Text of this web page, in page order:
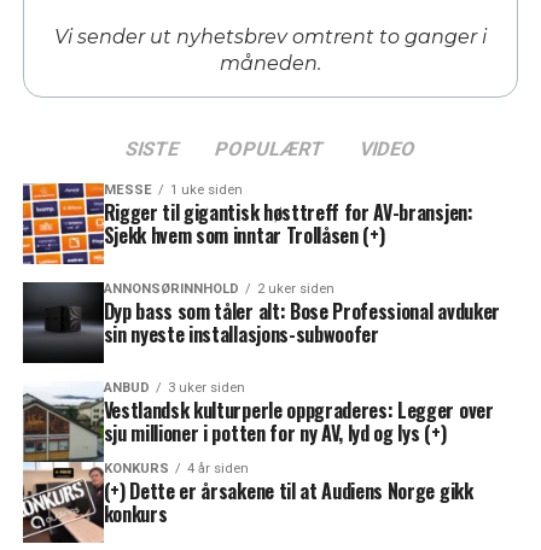
Vi sender ut nyhetsbrev omtrent to ganger i
måneden.
SISTE POPULÆRT VIDEO
MESSE 1 uke siden
Rigger til gigantisk høsttreff for AV-bransjen:
Sjekk hvem som inntar Trollåsen (+)
ANNONSØRINNHOLD 2 uker siden
Dyp bass som tåler alt: Bose Professional avduker
sin nyeste installasjons-subwoofer
ANBUD 3 uker siden
Vestlandsk kulturperle oppgraderes: Legger over
sju millioner i potten for ny AV, lyd og lys (+)
KONKURS 4 år siden
(+) Dette er årsakene til at Audiens Norge gikk
konkurs